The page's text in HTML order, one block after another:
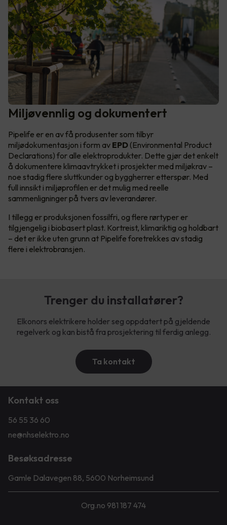
Miljøvennlig og dokumentert
Pipelife er en av få produsenter som tilbyr
miljødokumentasjon i form av EPD (Environmental Product
Declarations) for alle elektroprodukter. Dette gjør det enkelt
å dokumentere klimaavtrykket i prosjekter med miljøkrav –
noe stadig flere sluttkunder og byggherrer etterspør. Med
full innsikt i miljøprofilen er det mulig med reelle
sammenligninger på tvers av leverandører.
I tillegg er produksjonen fossilfri, og flere rørtyper er
tilgjengelig i biobasert plast. Kortreist, klimariktig og holdbart
– det er ikke uten grunn at Pipelife foretrekkes av stadig
flere i elektrobransjen.
Trenger du installatører?
Elkonors elektrikere holder seg oppdatert på gjeldende
regelverk og kan bistå fra prosjektering til ferdig anlegg.
Ta kontakt
Kontakt oss
56 55 36 60
ne@nhselektro.no
Besøksadresse
Gamle Dalavegen 88, 5600 Norheimsund
Org.no 981 187 474